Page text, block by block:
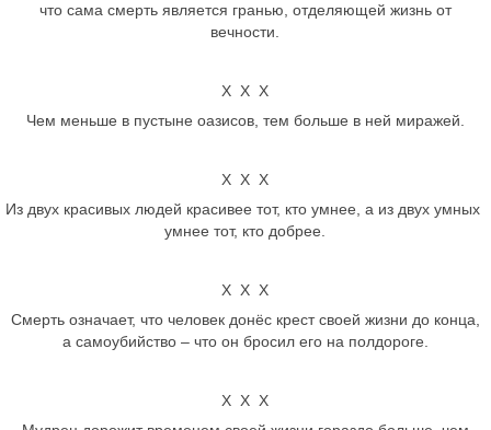
что сама смерть является гранью, отделяющей жизнь от
вечности.
Х Х Х
Чем меньше в пустыне оазисов, тем больше в ней миражей.
Х Х Х
Из двух красивых людей красивее тот, кто умнее, а из двух умных
умнее тот, кто добрее.
Х Х Х
Смерть означает, что человек донёс крест своей жизни до конца,
а самоубийство – что он бросил его на полдороге.
Х Х Х